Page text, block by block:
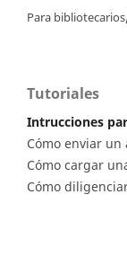
Para
Tutoriales
Intrucciones
Cómo enviar
Cómo cargar
Cómo